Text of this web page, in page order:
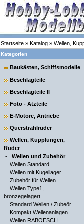
Startseite » Katalog » Wellen,
Kategorien
Baukästen, Schiffsmodelle
Beschlagteile
Beschlagteile II
Foto - Ätzteile
E-Motore, Antriebe
Querstrahlruder
Wellen, Kupplungen,
Ruder
- Wellen und Zubehör
Wellen Standard
Wellen mit Kugellager
Zubehör für Wellen
Wellen Type1,
bronzegelagert
Standard Wellen / Zubeör
Kompakt Wellenanlagen
Wellen RABOESCH